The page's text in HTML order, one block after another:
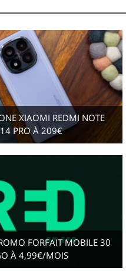
XIAOMI REDMI NOTE
14 PRO À 209€
FORFAIT MOBILE 30
À 4,99€/MOIS